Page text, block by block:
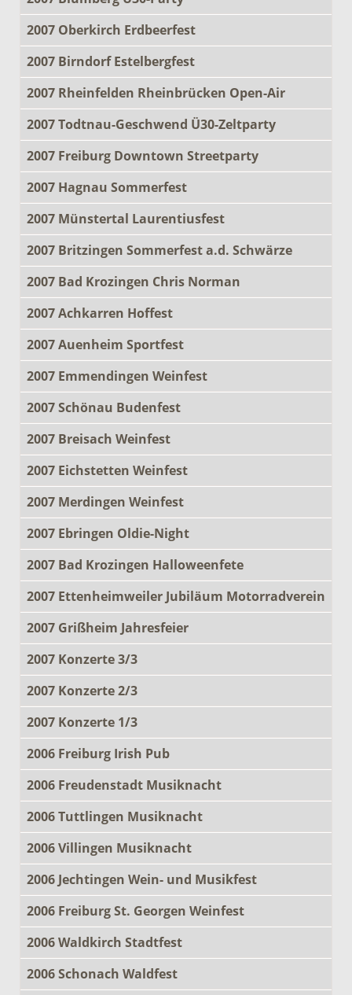
2007 Oberkirch Erdbeerfest
2007 Birndorf Estelbergfest
2007 Rheinfelden Rheinbrücken Open-Air
2007 Todtnau-Geschwend Ü30-Zeltparty
2007 Freiburg Downtown Streetparty
2007 Hagnau Sommerfest
2007 Münstertal Laurentiusfest
2007 Britzingen Sommerfest a.d. Schwärze
2007 Bad Krozingen Chris Norman
2007 Achkarren Hoffest
2007 Auenheim Sportfest
2007 Emmendingen Weinfest
2007 Schönau Budenfest
2007 Breisach Weinfest
2007 Eichstetten Weinfest
2007 Merdingen Weinfest
2007 Ebringen Oldie-Night
2007 Bad Krozingen Halloweenfete
2007 Ettenheimweiler Jubiläum Motorradverein
2007 Grißheim Jahresfeier
2007 Konzerte 3/3
2007 Konzerte 2/3
2007 Konzerte 1/3
2006 Freiburg Irish Pub
2006 Freudenstadt Musiknacht
2006 Tuttlingen Musiknacht
2006 Villingen Musiknacht
2006 Jechtingen Wein- und Musikfest
2006 Freiburg St. Georgen Weinfest
2006 Waldkirch Stadtfest
2006 Schonach Waldfest